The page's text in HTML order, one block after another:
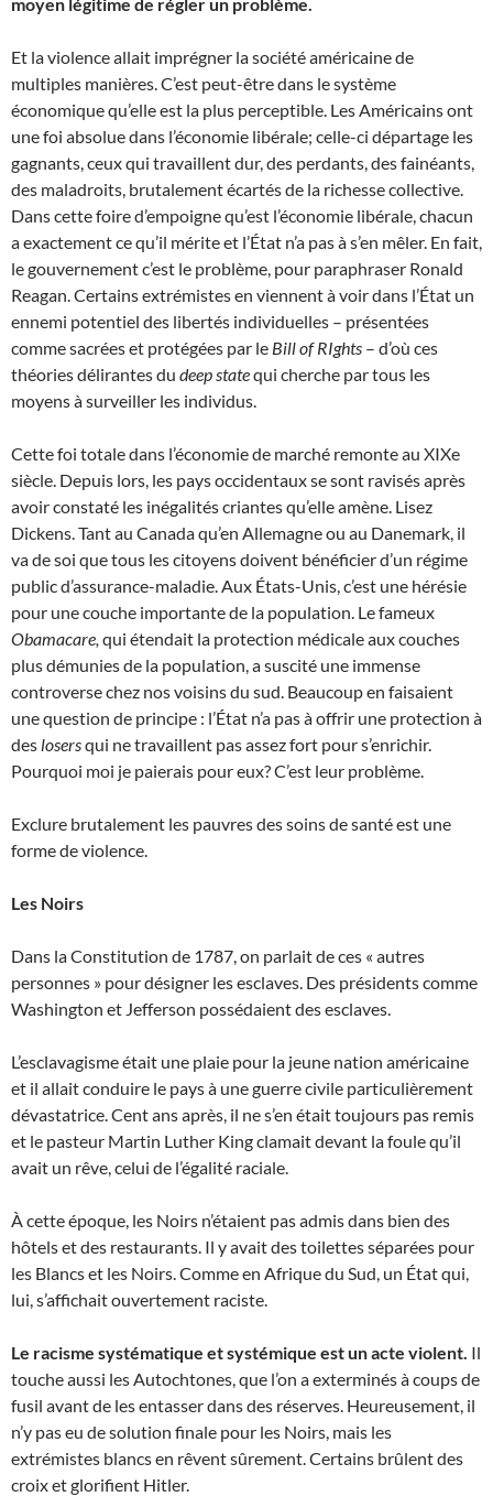
moyen légitime de régler un problème.
Et la violence allait imprégner la société américaine de
multiples manières. C’est peut-être dans le système
économique qu’elle est la plus perceptible. Les Américains ont
une foi absolue dans l’économie libérale; celle-ci départage les
gagnants, ceux qui travaillent dur, des perdants, des fainéants,
des maladroits, brutalement écartés de la richesse collective.
Dans cette foire d’empoigne qu’est l’économie libérale, chacun
a exactement ce qu’il mérite et l’État n’a pas à s’en mêler. En fait,
le gouvernement c’est le problème, pour paraphraser Ronald
Reagan. Certains extrémistes en viennent à voir dans l’État un
ennemi potentiel des libertés individuelles – présentées
comme sacrées et protégées par le Bill of RIghts – d’où ces
théories délirantes du deep statequi cherche par tous les
moyens à surveiller les individus.
Cette foi totale dans l’économie de marché remonte au XIXe
siècle. Depuis lors, les pays occidentaux se sont ravisés après
avoir constaté les inégalités criantes qu’elle amène. Lisez
Dickens. Tant au Canada qu’en Allemagne ou au Danemark, il
va de soi que tous les citoyens doivent bénéficier d’un régime
public d’assurance-maladie. Aux États-Unis, c’est une hérésie
pour une couche importante de la population. Le fameux
Obamacare, qui étendait la protection médicale aux couches
plus démunies de la population, a suscité une immense
controverse chez nos voisins du sud. Beaucoup en faisaient
une question de principe : l’État n’a pas à offrir une protection à
des losersqui ne travaillent pas assez fort pour s’enrichir.
Pourquoi moi je paierais pour eux? C’est leur problème.
Exclure brutalement les pauvres des soins de santé est une
forme de violence.
Les Noirs
Dans la Constitution de 1787, on parlait de ces « autres
personnes » pour désigner les esclaves. Des présidents comme
Washington et Jefferson possédaient des esclaves.
L’esclavagisme était une plaie pour la jeune nation américaine
et il allait conduire le pays à une guerre civile particulièrement
dévastatrice. Cent ans après, il ne s’en était toujours pas remis
et le pasteur Martin Luther King clamait devant la foule qu’il
avait un rêve, celui de l’égalité raciale.
À cette époque, les Noirs n’étaient pas admis dans bien des
hôtels et des restaurants. Il y avait des toilettes séparées pour
les Blancs et les Noirs. Comme en Afrique du Sud, un État qui,
lui, s’affichait ouvertement raciste.
Le racisme systématique et systémique est un acte violent. Il
touche aussi les Autochtones, que l’on a exterminés à coups de
fusil avant de les entasser dans des réserves. Heureusement, il
n’y pas eu de solution finale pour les Noirs, mais les
extrémistes blancs en rêvent sûrement. Certains brûlent des
croix et glorifient Hitler.